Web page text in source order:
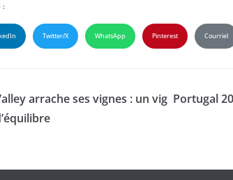
:
Twitter/X WhatsApp Pinterest Courriel
arrache ses vignes : un vig Portugal